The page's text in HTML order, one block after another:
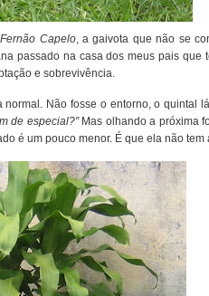
Fernão Capelo, a gaivota que não se
passado na casa dos meus pais que
e sobrevivência.
normal. Não fosse o entorno, o quintal
de especial?” Mas olhando a próxima
é um pouco menor. É que ela não tem